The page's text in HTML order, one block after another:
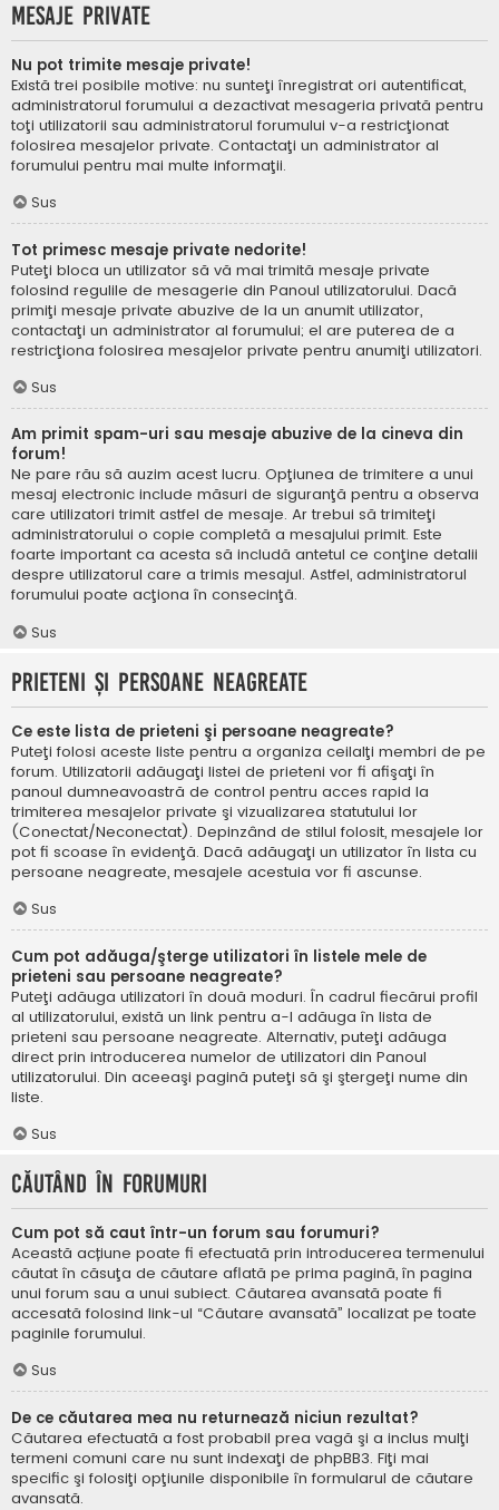
Mesaje private
Nu pot trimite mesaje private!
Există trei posibile motive: nu sunteţi înregistrat ori autentificat,
administratorul forumului a dezactivat mesageria privată pentru
toţi utilizatorii sau administratorul forumului v-a restricţionat
folosirea mesajelor private. Contactaţi un administrator al
forumului pentru mai multe informaţii.
Sus
Tot primesc mesaje private nedorite!
Puteţi bloca un utilizator să vă mai trimită mesaje private
folosind regulile de mesagerie din Panoul utilizatorului. Dacă
primiţi mesaje private abuzive de la un anumit utilizator,
contactaţi un administrator al forumului; el are puterea de a
restricţiona folosirea mesajelor private pentru anumiţi utilizatori.
Sus
Am primit spam-uri sau mesaje abuzive de la cineva din
forum!
Ne pare rău să auzim acest lucru. Opţiunea de trimitere a unui
mesaj electronic include măsuri de siguranţă pentru a observa
care utilizatori trimit astfel de mesaje. Ar trebui să trimiteţi
administratorului o copie completă a mesajului primit. Este
foarte important ca acesta să includă antetul ce conţine detalii
despre utilizatorul care a trimis mesajul. Astfel, administratorul
forumului poate acţiona în consecinţă.
Sus
Prieteni şi persoane neagreate
Ce este lista de prieteni şi persoane neagreate?
Puteţi folosi aceste liste pentru a organiza ceilalţi membri de pe
forum. Utilizatorii adăugaţi listei de prieteni vor fi afişaţi în
panoul dumneavoastră de control pentru acces rapid la
trimiterea mesajelor private şi vizualizarea statutului lor
(Conectat/Neconectat). Depinzând de stilul folosit, mesajele lor
pot fi scoase în evidenţă. Dacă adăugaţi un utilizator în lista cu
persoane neagreate, mesajele acestuia vor fi ascunse.
Sus
Cum pot adăuga/şterge utilizatori în listele mele de
prieteni sau persoane neagreate?
Puteţi adăuga utilizatori în două moduri. În cadrul fiecărui profil
al utilizatorului, există un link pentru a-l adăuga în lista de
prieteni sau persoane neagreate. Alternativ, puteţi adăuga
direct prin introducerea numelor de utilizatori din Panoul
utilizatorului. Din aceeaşi pagină puteţi să şi ştergeţi nume din
liste.
Sus
Căutând în forumuri
Cum pot să caut într-un forum sau forumuri?
Această acțiune poate fi efectuată prin introducerea termenului
căutat în căsuţa de căutare aflată pe prima pagină, în pagina
unui forum sau a unui subiect. Căutarea avansată poate fi
accesată folosind link-ul “Căutare avansată” localizat pe toate
paginile forumului.
Sus
De ce căutarea mea nu returnează niciun rezultat?
Căutarea efectuată a fost probabil prea vagă şi a inclus mulţi
termeni comuni care nu sunt indexaţi de phpBB3. Fiţi mai
specific şi folosiţi opţiunile disponibile în formularul de căutare
avansată.